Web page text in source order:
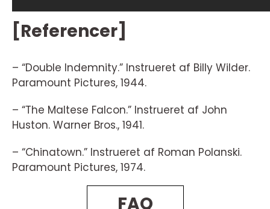
[Referencer]
– “Double Indemnity.” Instrueret af Billy Wilder.
Paramount Pictures, 1944.
– “The Maltese Falcon.” Instrueret af John
Huston. Warner Bros., 1941.
– “Chinatown.” Instrueret af Roman Polanski.
Paramount Pictures, 1974.
FAQ